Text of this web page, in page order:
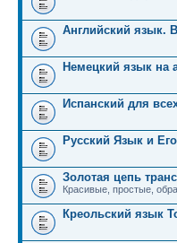
Английский язык.
Немецкий язык на
Испанский для
Русский Язык и
Золотая цепь
Красивые, простые,
Креольский язык